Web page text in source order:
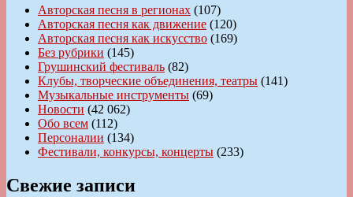
Авторская песня в регионах (107)
Авторская песня как движение (120)
Авторская песня как искусство (169)
Без рубрики (145)
Грушинский фестиваль (82)
Клубы, творческие объединения, театры (141)
Музыкальные инструменты (69)
Новости (42 062)
Обо всем (112)
Персоналии (134)
Фестивали, конкурсы, концерты (233)
Свежие записи